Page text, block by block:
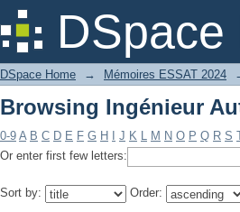
DSpace
Browsing Ingénieur
DSpace Home → Mémoires ESSAT 2024
Browsing Ingénieur
0-9 A B C D E F G H J K L M N O P Q R S
Or enter first few letters:
Sort by: Order: